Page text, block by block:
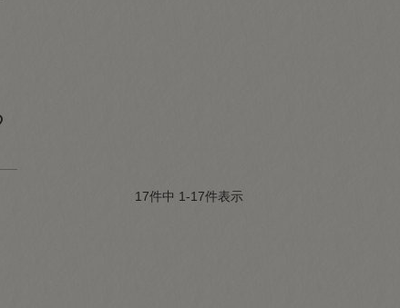
17件中 1-17件表示